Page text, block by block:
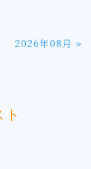
2026年08月 »